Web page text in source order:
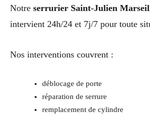
Notre serrurier Saint-Julien
intervient 24h/24 et 7j/7 pour toute
Nos interventions couvrent :
déblocage de porte
réparation de serrure
remplacement de cylindre